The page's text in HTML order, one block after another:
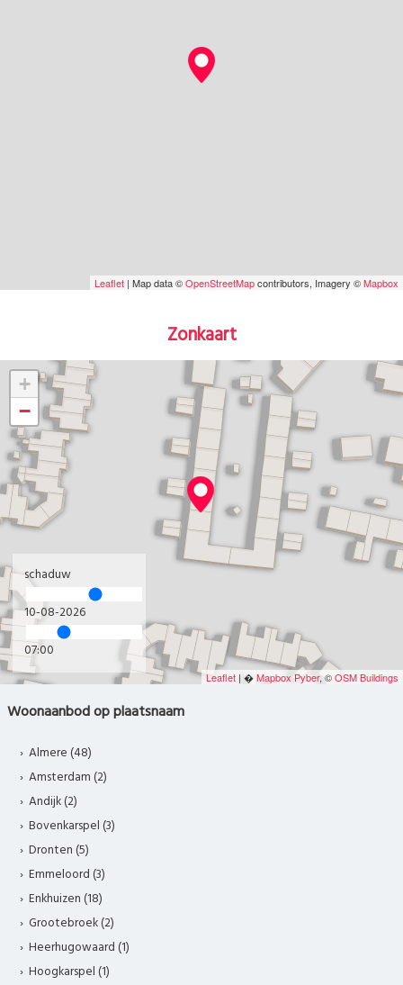
Leaflet | Map data ©OpenStreetMapcontributors, Imagery ©Mapbox
Zonkaart
+
−
Leaflet | �Mapbox Pyber, ©OSM Buildings
schaduw
10-08-2026
07:00
Woonaanbod op plaatsnaam
Almere (48)
Amsterdam (2)
Andijk (2)
Bovenkarspel (3)
Dronten (5)
Emmeloord (3)
Enkhuizen (18)
Grootebroek (2)
Heerhugowaard (1)
Hoogkarspel (1)